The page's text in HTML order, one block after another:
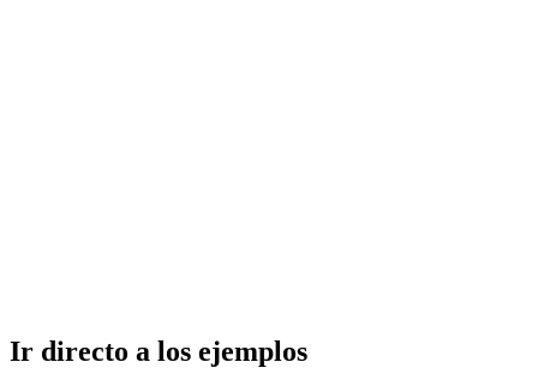
Ir directo a los ejemplos